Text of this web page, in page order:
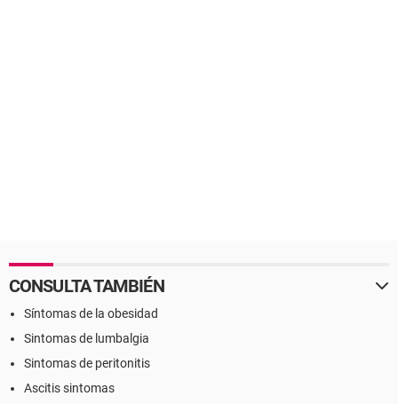
CONSULTA TAMBIÉN
Síntomas de la obesidad
Sintomas de lumbalgia
Sintomas de peritonitis
Ascitis sintomas